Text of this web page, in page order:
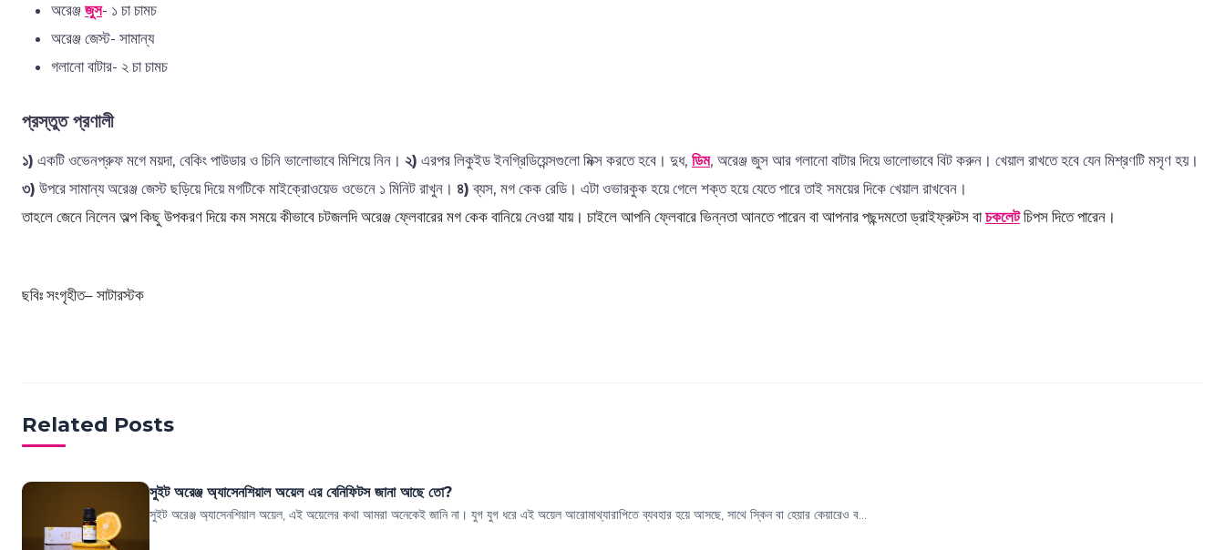
অরেঞ্জ জুস- ১ চা চামচ
অরেঞ্জ জেস্ট- সামান্য
গলানো বাটার- ২ চা চামচ
প্রস্তুত প্রণালী
১) একটি ওভেনপ্রুফ মগে ময়দা, বেকিং পাউডার ও চিনি ভালোভাবে মিশিয়ে নিন। ২) এরপর লিকুইড ইনগ্রিডিয়েন্সগুলো মিক্স করতে হবে। দুধ, ডিম, অরেঞ্জ জুস আর গলানো বাটার দিয়ে ভালোভাবে বিট করুন। খেয়াল রাখতে হবে যেন মিশ্রণটি মসৃণ হয়।
৩) উপরে সামান্য অরেঞ্জ জেস্ট ছড়িয়ে দিয়ে মগটিকে মাইক্রোওয়েভ ওভেনে ১ মিনিট রাখুন। ৪) ব্যস, মগ কেক রেডি। এটা ওভারকুক হয়ে গেলে শক্ত হয়ে যেতে পারে তাই সময়ের দিকে খেয়াল রাখবেন।
তাহলে জেনে নিলেন অল্প কিছু উপকরণ দিয়ে কম সময়ে কীভাবে চটজলদি অরেঞ্জ ফ্লেবারের মগ কেক বানিয়ে নেওয়া যায়। চাইলে আপনি ফ্লেবারে ভিন্নতা আনতে পারেন বা আপনার পছন্দমতো ড্রাইফ্রুটস বাচকলেটচিপস দিতে পারেন।
ছবিঃ সংগৃহীত– সাটারস্টক
Related Posts
সুইট অরেঞ্জ অ্যাসেনশিয়াল অয়েল এর বেনিফিটস জানা আছে তো?
সুইট অরেঞ্জ অ্যাসেনশিয়াল অয়েল, এই অয়েলের কথা আমরা অনেকেই জানি না। যুগ যুগ ধরে এই অয়েল আরোমাথ্যারাপিতে ব্যবহার হয়ে আসছে, সাথে স্কিন বা হেয়ার কেয়ারেও ব...